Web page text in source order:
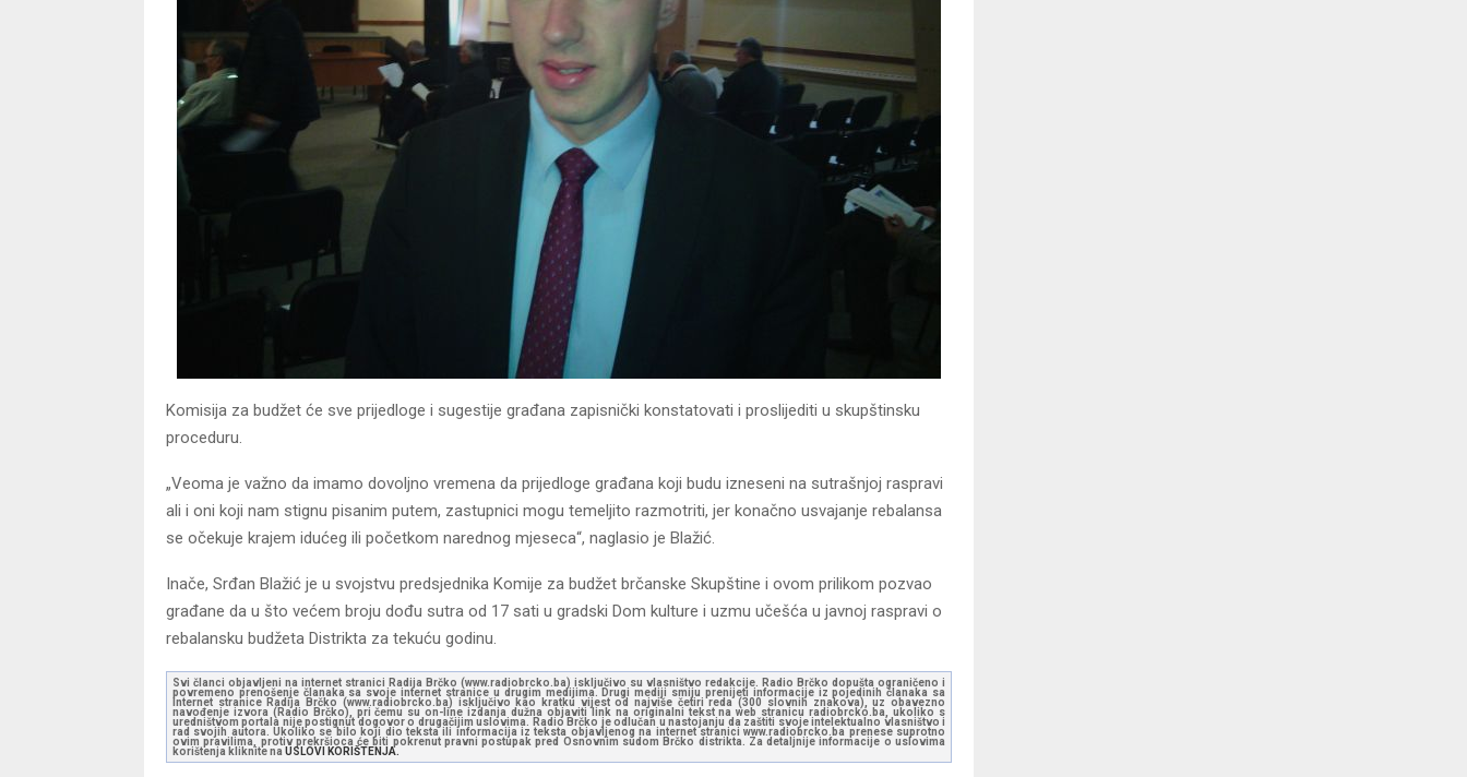
Komisija za budžet će sve prijedloge i sugestije građana zapisnički konstatovati i proslijediti u skupštinsku
proceduru.
„Veoma je važno da imamo dovoljno vremena da prijedloge građana koji budu izneseni na sutrašnjoj raspravi
ali i oni koji nam stignu pisanim putem, zastupnici mogu temeljito razmotriti, jer konačno usvajanje rebalansa
se očekuje krajem idućeg ili početkom narednog mjeseca“, naglasio je Blažić.
Inače, Srđan Blažić je u svojstvu predsjednika Komije za budžet brčanske Skupštine i ovom prilikom pozvao
građane da u što većem broju dođu sutra od 17 sati u gradski Dom kulture i uzmu učešća u javnoj raspravi o
rebalansku budžeta Distrikta za tekuću godinu.
Svi članci objavljeni na internet stranici Radija Brčko (www.radiobrcko.ba) isključivo su vlasništvo redakcije. Radio Brčko dopušta ograničeno i
povremeno prenošenje članaka sa svoje internet stranice u drugim medijima. Drugi mediji smiju prenijeti informacije iz pojedinih članaka sa
Internet stranice Radija Brčko (www.radiobrcko.ba) isključivo kao kratku vijest od najviše četiri reda (300 slovnih znakova), uz obavezno
navođenje izvora (Radio Brčko), pri čemu su on-line izdanja dužna objaviti link na originalni tekst na web stranicu radiobrcko.ba, ukoliko s
uredništvom portala nije postignut dogovor o drugačijim uslovima. Radio Brčko je odlučan u nastojanju da zaštiti svoje intelektualno vlasništvo i
rad svojih autora. Ukoliko se bilo koji dio teksta ili informacija iz teksta objavljenog na internet stranici www.radiobrcko.ba prenese suprotno
ovim pravilima, protiv prekršioca će biti pokrenut pravni postupak pred Osnovnim sudom Brčko distrikta. Za detaljnije informacije o uslovima
korištenja kliknite na USLOVI KORIŠTENJA.